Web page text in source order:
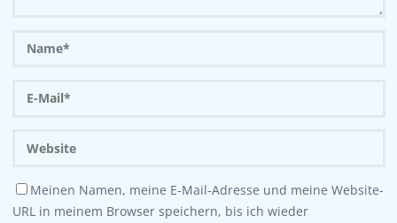
Meinen Namen, meine E-Mail-Adresse und meine Website-
URL in meinem Browser speichern, bis ich wieder